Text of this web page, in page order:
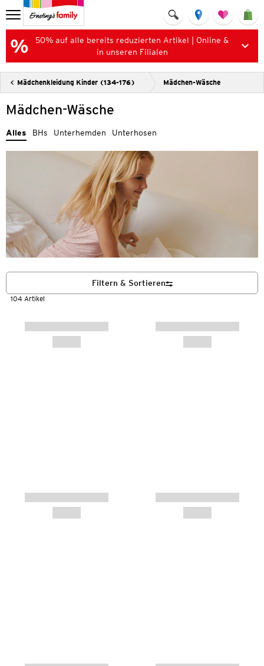
50% auf alle bereits reduzierten Artikel | Online &
in unseren Filialen
Mädchenkleidung Kinder (134-176) Mädchen-Wäsche
Mädchen-Wäsche
Alles BHs Unterhemden Unterhosen
104 Artikel
Filtern & Sortieren